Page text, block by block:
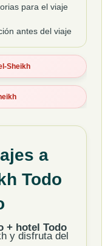
para el viaje
antes del viaje
Sheikh
a
Todo
+ hotel Todo
y disfruta del